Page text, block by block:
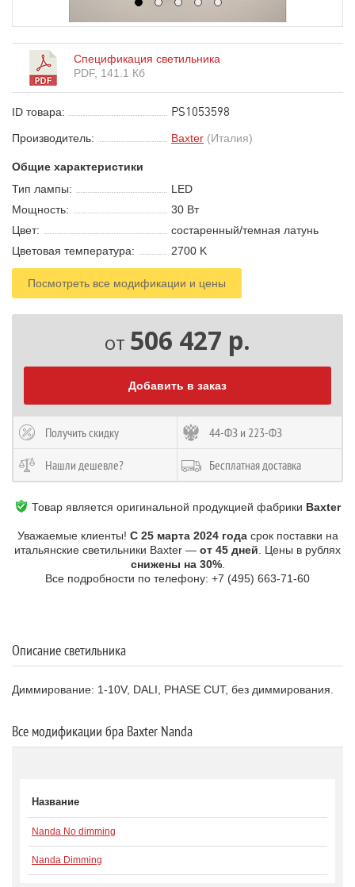
Спецификация светильника
PDF, 141.1 Кб
ID товара: PS1053598
Производитель: Baxter (Италия)
Общие характеристики
Тип лампы:
LED
Мощность:
30 Вт
Цвет:
состаренный/темная латунь
Цветовая температура:
2700 K
Посмотреть все модификации и цены
от 506 427 р.
Добавить в заказ
Получить скидку 44-ФЗ и 223-ФЗ
Нашли дешевле? Бесплатная доставка
Товар является оригинальной продукцией фабрики Baxter
Уважаемые клиенты! С 25 марта 2024 годасрок поставки на
итальянские светильники Baxter — от 45 дней . Цены в рублях
снижены на 30%.
Все подробности по телефону: +7 (495) 663-71-60
Описание светильника
Диммирование: 1-10V, DALI, PHASE CUT, без диммирования.
Все модификации бра Baxter Nanda
Название
Nanda No dimming
Nanda Dimming